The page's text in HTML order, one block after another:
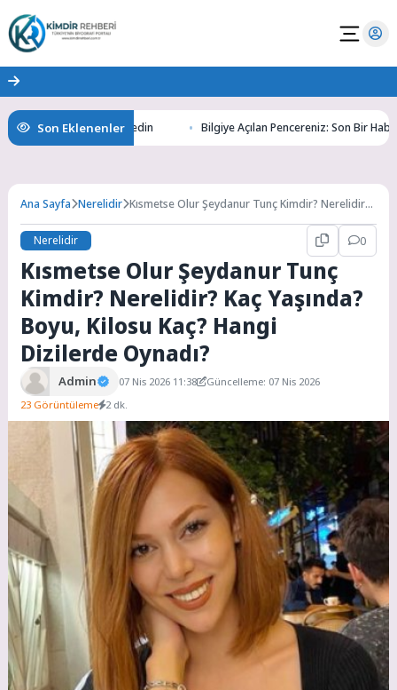
Son Eklenenler
Gizemlerini Keşfedin Bilgiye Açılan Pencereniz: Son Bir Haber ile
Ana Sayfa Nerelidir Kısmetse Olur Şeydanur Tunç Kimdir? Nerelidir?
Nerelidir 0
Kısmetse Olur Şeydanur Tunç
Kimdir? Nerelidir? Kaç Yaşında?
Boyu, Kilosu Kaç? Hangi
Dizilerde Oynadı?
Admin 07 Nis 2026 11:38
Güncelleme: 07 Nis 2026
23 Görüntüleme 2 dk.